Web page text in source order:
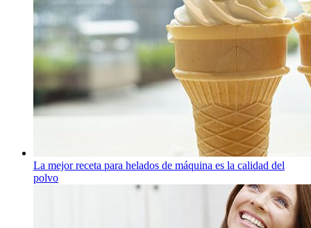
La mejor receta para helados de máquina es la calidad del
polvo